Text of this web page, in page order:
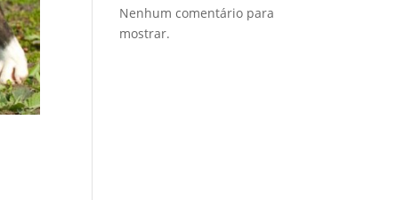
Nenhum comentário para
mostrar.